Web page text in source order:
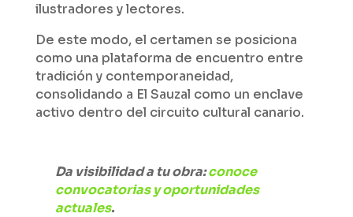
ilustradores y lectores.
De este modo, el certamen se posiciona
como una plataforma de encuentro entre
tradición y contemporaneidad,
consolidando a El Sauzal como un enclave
activo dentro del circuito cultural canario.
Da visibilidad a tu obra:conoce
convocatorias y oportunidades
actuales.